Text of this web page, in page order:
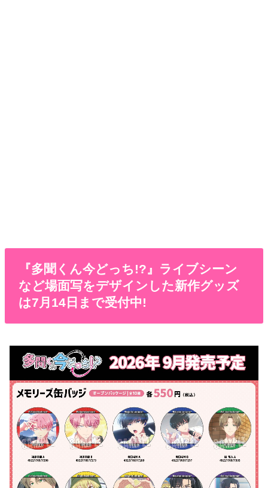
『多聞くん今どっち!?』ライブシーン
など場面写をデザインした新作グッズ
は7月14日まで受付中!